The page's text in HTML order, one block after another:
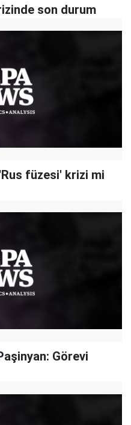
son durum
füzesi' krizi mi
Görevi